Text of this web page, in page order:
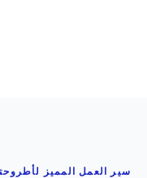
[Wang, 2024]
سير العمل المميز